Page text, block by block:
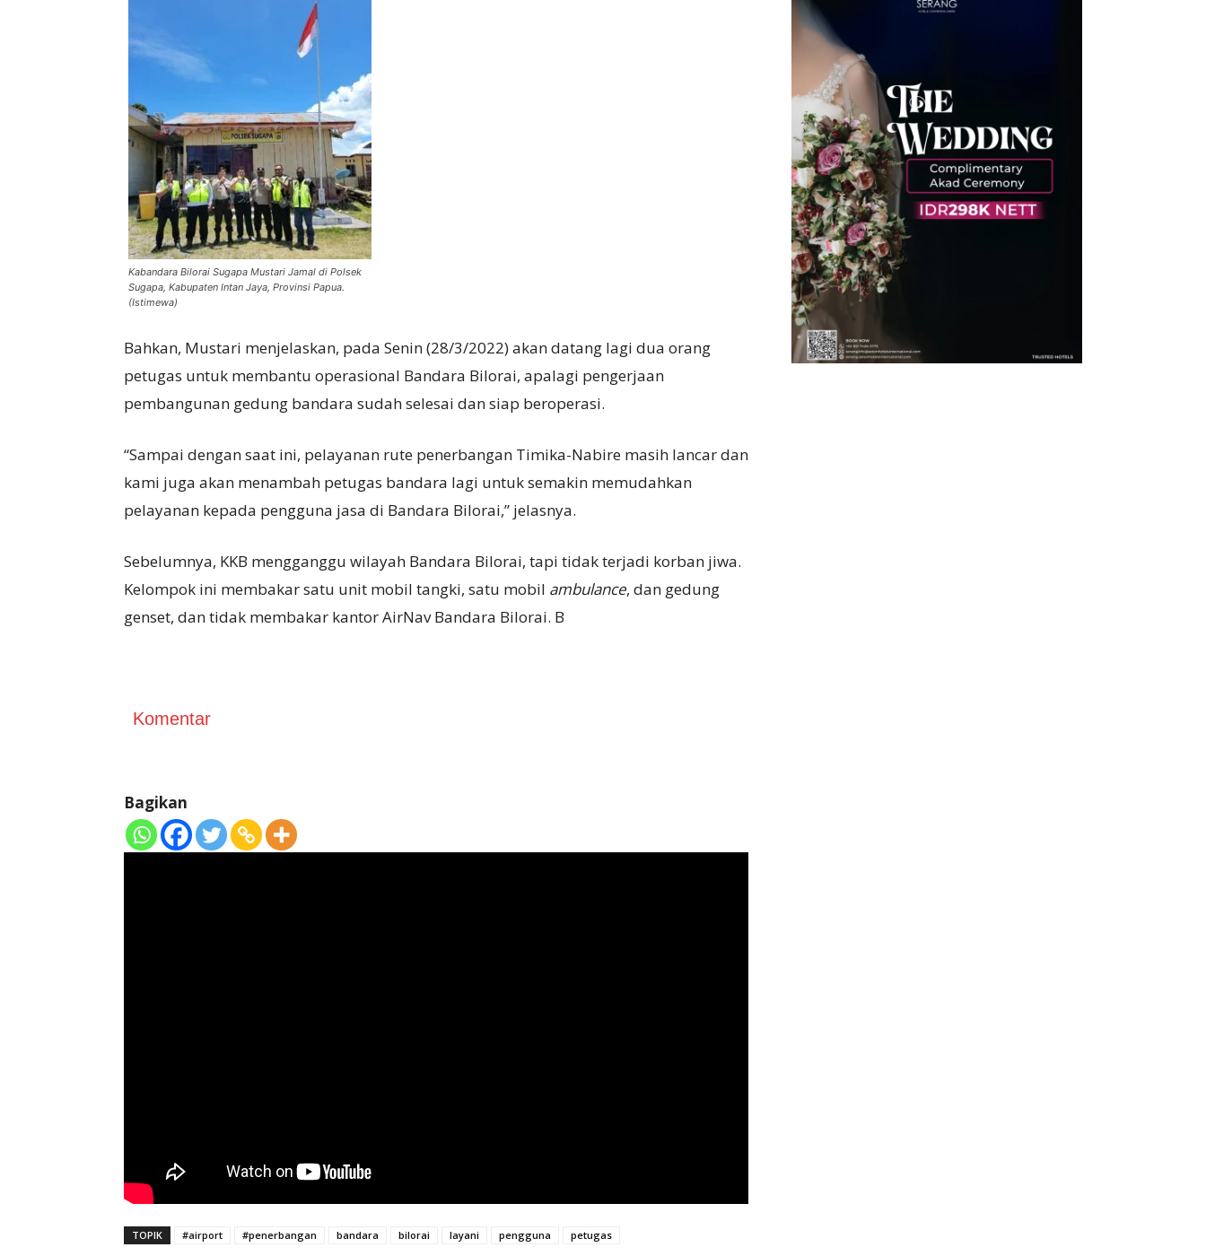
Kabandara Bilorai Sugapa Mustari Jamal di Polsek
Sugapa, Kabupaten Intan Jaya, Provinsi Papua.
(Istimewa)
Bahkan, Mustari menjelaskan, pada Senin (28/3/2022) akan datang lagi dua orang
petugas untuk membantu operasional Bandara Bilorai, apalagi pengerjaan
pembangunan gedung bandara sudah selesai dan siap beroperasi.
“Sampai dengan saat ini, pelayanan rute penerbangan Timika-Nabire masih lancar dan
kami juga akan menambah petugas bandara lagi untuk semakin memudahkan
pelayanan kepada pengguna jasa di Bandara Bilorai,” jelasnya.
Sebelumnya, KKB mengganggu wilayah Bandara Bilorai, tapi tidak terjadi korban jiwa.
Kelompok ini membakar satu unit mobil tangki, satu mobil ambulance, dan gedung
genset, dan tidak membakar kantor AirNav Bandara Bilorai. B
Komentar
Bagikan
TOPIK #airport #penerbangan bandara bilorai layani pengguna petugas